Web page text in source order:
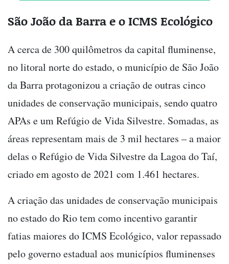
São João da Barra e o ICMS Ecológico
A cerca de 300 quilômetros da capital fluminense,
no litoral norte do estado, o município de São João
da Barra protagonizou a criação de outras cinco
unidades de conservação municipais, sendo quatro
APAs e um Refúgio de Vida Silvestre. Somadas, as
áreas representam mais de 3 mil hectares – a maior
delas o Refúgio de Vida Silvestre da Lagoa do Taí,
criado em agosto de 2021 com 1.461 hectares.
A criação das unidades de conservação municipais
no estado do Rio tem como incentivo garantir
fatias maiores do ICMS Ecológico, valor repassado
pelo governo estadual aos municípios fluminenses